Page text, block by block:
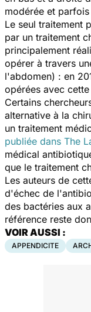
modérée et
Le seul traitement
par un traitement
principalement
opérer à travers
l'abdomen) : en
opérées avec
Certains
alternative à la
un traitement
publiée dans The
médical
que le traitement
Les auteurs de
d'échec de
des bactéries aux
référence reste
VOIR AUSSI :
APPENDICITE